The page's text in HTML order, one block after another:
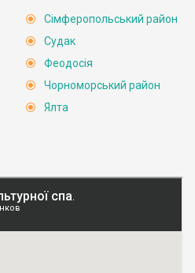
Сімферопольський район
Судак
Феодосія
Чорноморський район
Ялта